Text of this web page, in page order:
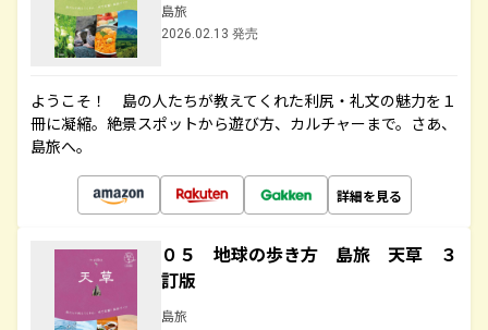
島旅
2026.02.13 発売
ようこそ！ 島の人たちが教えてくれた利尻・礼文の魅力を１
冊に凝縮。絶景スポットから遊び方、カルチャーまで。さあ、
島旅へ。
詳細を見る
０５ 地球の歩き方 島旅 天草 ３
訂版
島旅